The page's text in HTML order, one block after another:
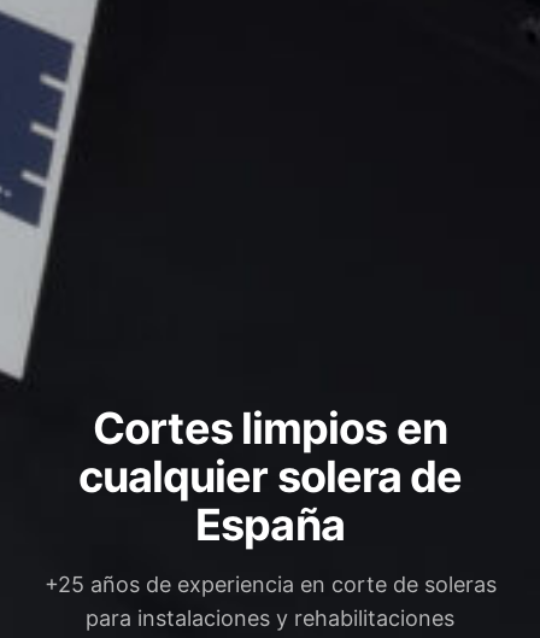
Cortes limpios en
cualquier solera de
España
+25 años de experiencia en corte de soleras
para instalaciones y rehabilitaciones